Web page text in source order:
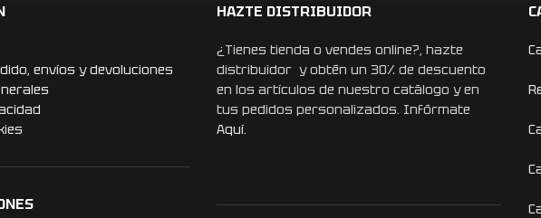
envíos y devoluciones
HAZTE DISTRIBUIDOR
¿Tienes tienda o vendes online?, hazte
distribuidor y obtén un 30% de descuento
en los artículos de nuestro catálogo y en
tus pedidos personalizados. Infórmate
Aquí.